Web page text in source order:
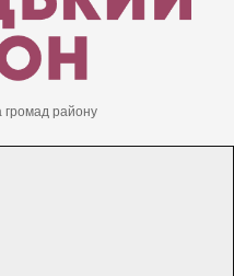
громад району